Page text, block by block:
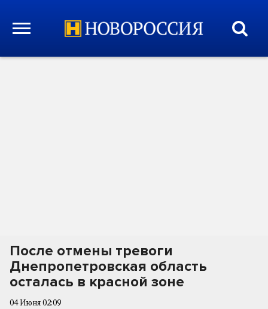
После отмены тревоги
Днепропетровская область
осталась в красной зоне
04 Июня 02:09